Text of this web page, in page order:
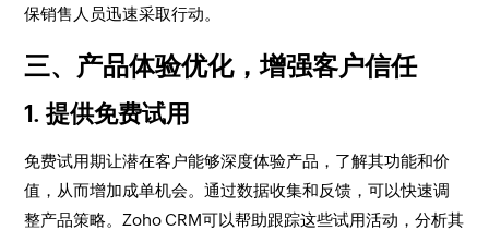
保销售人员迅速采取行动。
三、产品体验优化，增强客户信任
1. 提供免费试用
免费试用期让潜在客户能够深度体验产品，了解其功能和价
值，从而增加成单机会。通过数据收集和反馈，可以快速调
整产品策略。Zoho CRM可以帮助跟踪这些试用活动，分析其